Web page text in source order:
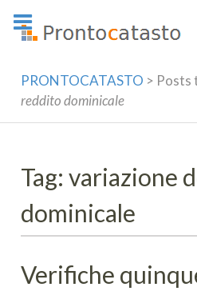
PRONTOCATASTO > Posts
reddito dominicale
Tag: variazione
dominicale
Verifiche